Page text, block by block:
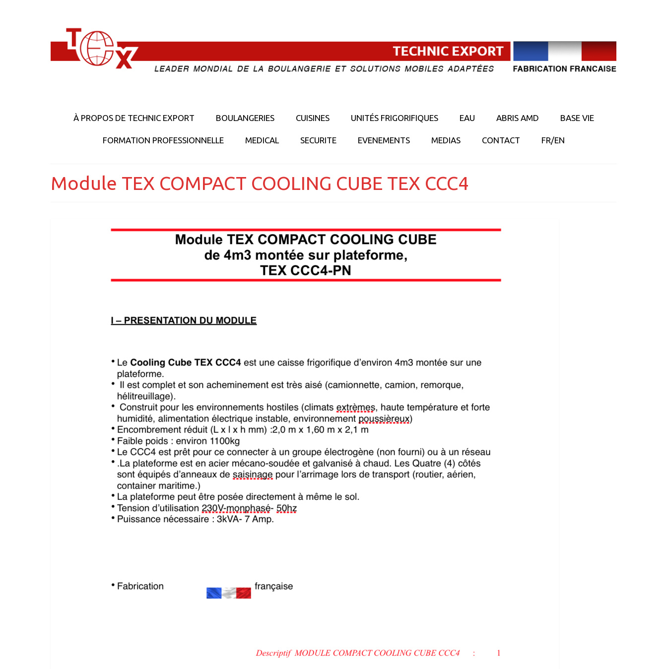
À PROPOS DE TECHNIC EXPORT BOULANGERIES CUISINES UNITÉS FRIGORIFIQUES EAU ABRIS AMD BASE VIE
FORMATION PROFESSIONNELLE MEDICAL SECURITE EVENEMENTS MEDIAS CONTACT FR/EN
Module TEX COMPACT COOLING CUBE TEX CCC4